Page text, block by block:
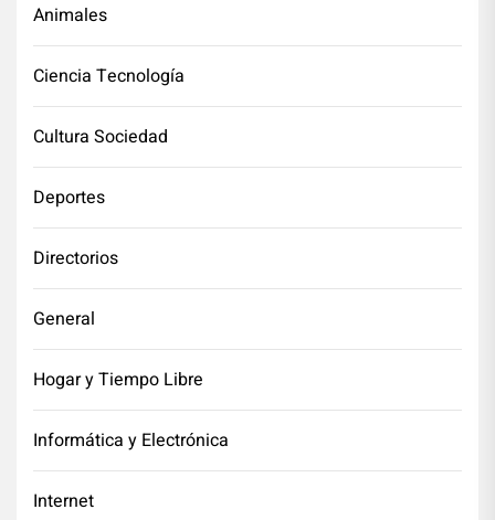
Animales
Ciencia Tecnología
Cultura Sociedad
Deportes
Directorios
General
Hogar y Tiempo Libre
Informática y Electrónica
Internet